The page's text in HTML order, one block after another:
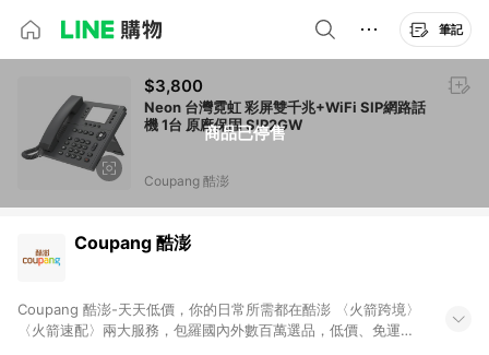
筆記
商品已停售
$3,800
Neon 台灣霓虹 彩屏雙千兆+WiFi SIP網路話
機 1台 原廠保固 SIP2GW
Coupang 酷澎
Coupang 酷澎
Coupang 酷澎-天天低價，你的日常所需都在酷澎 〈火箭跨境〉
〈火箭速配〉兩大服務，包羅國內外數百萬選品，低價、免運，